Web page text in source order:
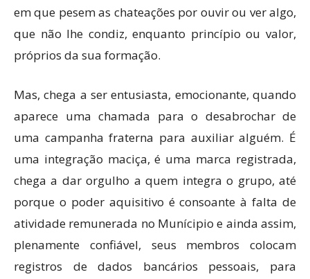
em que pesem as chateações por ouvir ou ver algo,
que não lhe condiz, enquanto princípio ou valor,
próprios da sua formação.
Mas, chega a ser entusiasta, emocionante, quando
aparece uma chamada para o desabrochar de
uma campanha fraterna para auxiliar alguém. É
uma integração maciça, é uma marca registrada,
chega a dar orgulho a quem integra o grupo, até
porque o poder aquisitivo é consoante à falta de
atividade remunerada no Munícipio e ainda assim,
plenamente confiável, seus membros colocam
registros de dados bancários pessoais, para